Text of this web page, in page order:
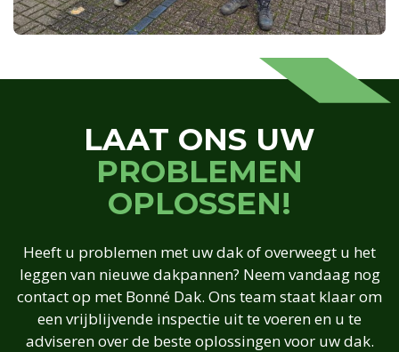
LAAT ONS UW
PROBLEMEN
OPLOSSEN!
Heeft u problemen met uw dak of overweegt u het
leggen van nieuwe dakpannen? Neem vandaag nog
contact op met Bonné Dak. Ons team staat klaar om
een vrijblijvende inspectie uit te voeren en u te
adviseren over de beste oplossingen voor uw dak.